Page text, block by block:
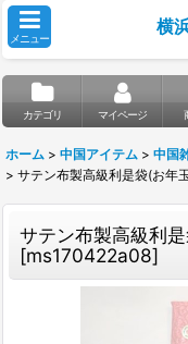
メニュー
横
カテゴリ マイページ
ホーム > 中国アイテム > 中国
> サテン布製高級利是袋(お年
サテン布製高級利
[ms170422a08]